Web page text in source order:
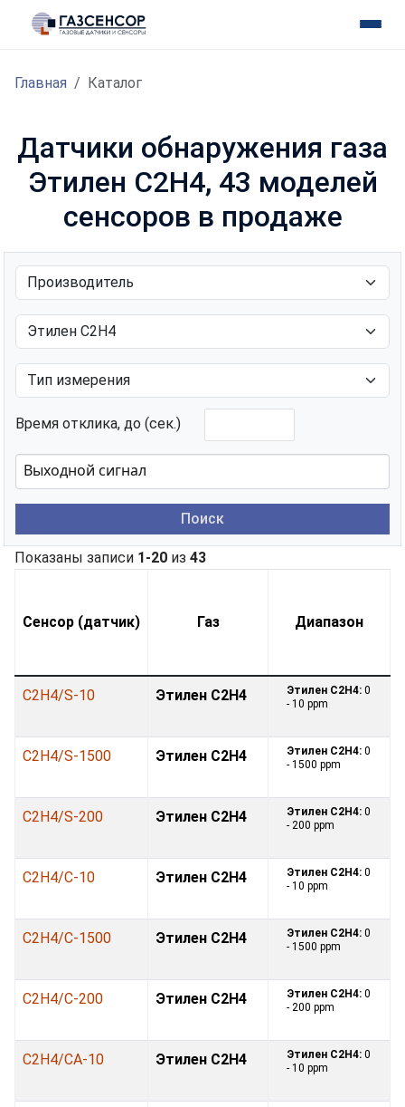
Главная Каталог
Датчики обнаружения газа
Этилен С2H4, 43 моделей
сенсоров в продаже
Время отклика, до (сек.)
Поиск
Показаны записи 1-20 из 43
Сенсор (датчик) Газ Диапазон
C2H4/S-10 Этилен С2H4 Этилен С2H4: 0
- 10 ppm
C2H4/S-1500 Этилен С2H4 Этилен С2H4: 0
- 1500 ppm
C2H4/S-200 Этилен С2H4 Этилен С2H4: 0
- 200 ppm
C2H4/C-10 Этилен С2H4 Этилен С2H4: 0
- 10 ppm
C2H4/C-1500 Этилен С2H4 Этилен С2H4: 0
- 1500 ppm
C2H4/C-200 Этилен С2H4 Этилен С2H4: 0
- 200 ppm
C2H4/CA-10 Этилен С2H4 Этилен С2H4: 0
- 10 ppm